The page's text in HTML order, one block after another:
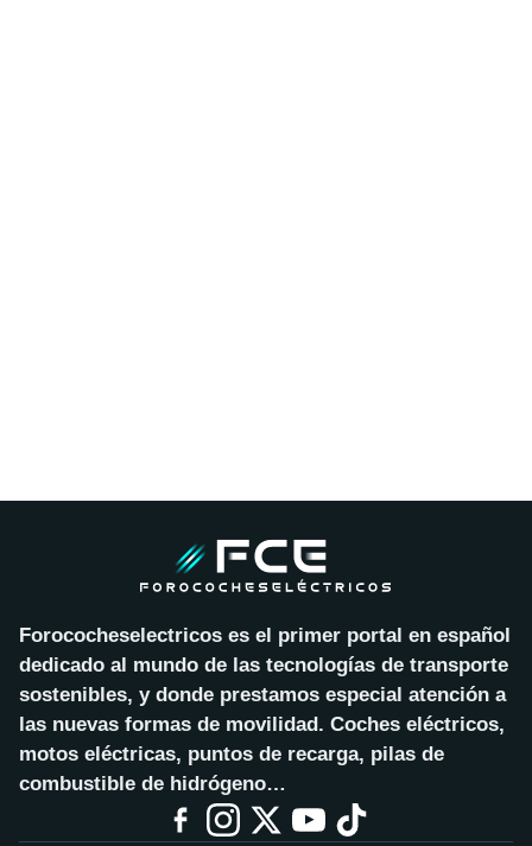
Forococheselectricos es el primer portal en español
dedicado al mundo de las tecnologías de transporte
sostenibles, y donde prestamos especial atención a
las nuevas formas de movilidad. Coches eléctricos,
motos eléctricas, puntos de recarga, pilas de
combustible de hidrógeno…